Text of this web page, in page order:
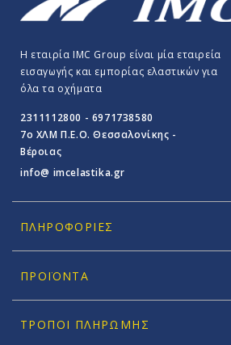
Η εταιρία IMC Group είναι μία εταιρεία
εισαγωγής και εμπορίας ελαστικών για
όλα τα οχήματα
2311112800 - 6971738580
7o ΧΛΜ Π.E.O. Θεσσαλονίκης -
Βέροιας
info@ imcelastika.gr
ΠΛΗΡΟΦΟΡΊΕΣ
ΠΡΟΪΟΝΤΑ
ΤΡΌΠΟΙ ΠΛΗΡΩΜΉΣ